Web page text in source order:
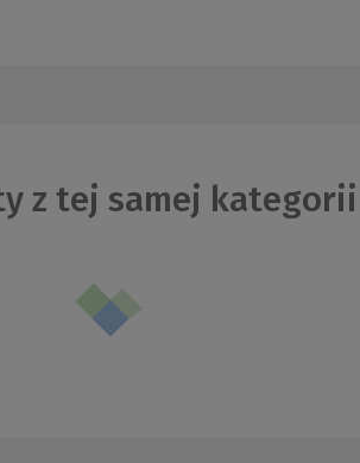
z tej samej kategorii